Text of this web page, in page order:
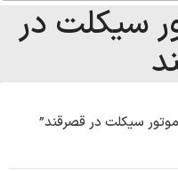
سیکلت در
سیکلت در قصرقند”